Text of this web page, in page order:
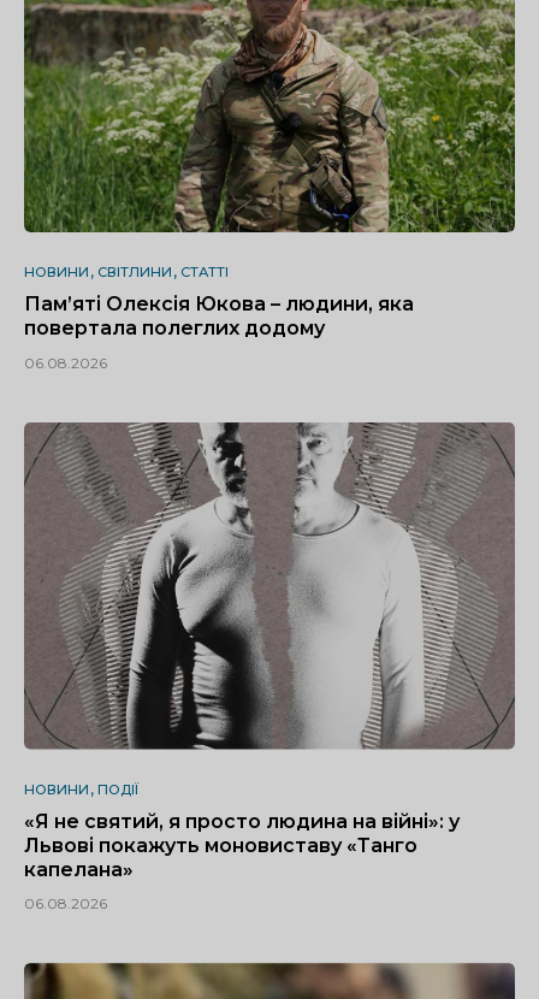
НОВИНИ СВІТЛИНИ СТАТТІ
Пам’яті Олексія Юкова – людини, яка
повертала полеглих додому
06.08.2026
НОВИНИ ПОДІЇ
«Я не святий, я просто людина на війні»: у
Львові покажуть моновиставу «Танго
капелана»
06.08.2026